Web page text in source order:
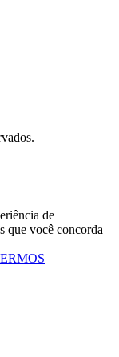
de
que você concorda